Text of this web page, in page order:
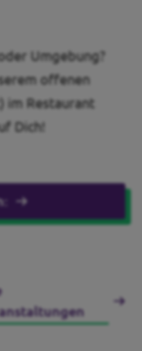
Umgebung?
offenen
im Restaurant
Dich!